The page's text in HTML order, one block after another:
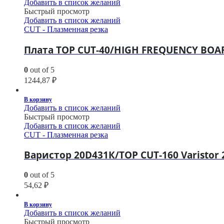
Добавить в список желаний
Быстрый просмотр
Добавить в список желаний
CUT - Плазменная резка
Плата TOP CUT-40/HIGH FREQUENCY
0 out of 5
1244,87 ₽
В корзину
Добавить в список желаний
Быстрый просмотр
Добавить в список желаний
CUT - Плазменная резка
Варистор 20D431К/TOP CUT-160 Varistor
0 out of 5
54,62 ₽
В корзину
Добавить в список желаний
Быстрый просмотр